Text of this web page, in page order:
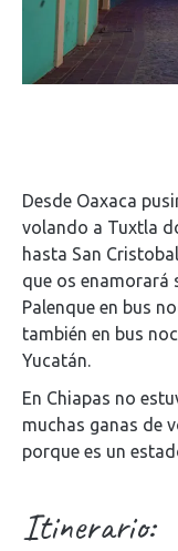
Desde Oaxaca
volando a Tuxtla
hasta San
que os enamorará
Palenque en bus
también en bus
Yucatán.
En Chiapas no
muchas ganas de
porque es un
Itinerario: